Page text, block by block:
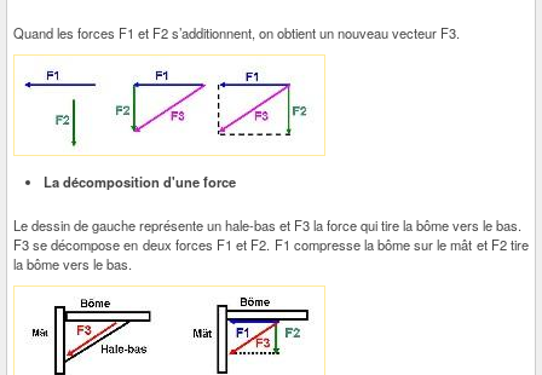
Quand les forces F1 et F2 s’additionnent, on obtient un nouveau vecteur F3.
La décomposition d'une force
Le dessin de gauche représente un hale-bas et F3 la force qui tire la bôme vers le bas.
F3 se décompose en deux forces F1 et F2. F1 compresse la bôme sur le mât et F2 tire
la bôme vers le bas.